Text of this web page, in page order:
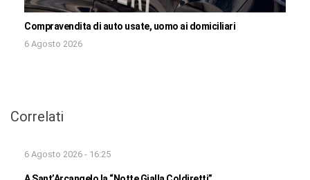
Compravendita di auto usate, uomo ai domiciliari
6 Agosto 2026
Correlati
6 Agosto 2026 - 16:25